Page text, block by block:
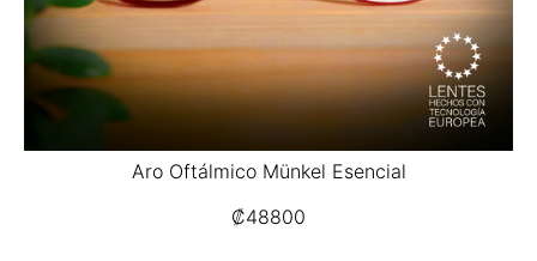
Aro Oftálmico Münkel Esencial
₡48800